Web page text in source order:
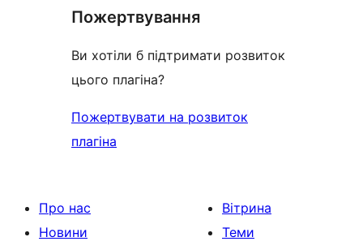
Пожертвування
Ви хотіли б підтримати розвиток
цього плагіна?
Пожертвувати на розвиток
плагіна
Про нас
Новини
Вітрина
Теми